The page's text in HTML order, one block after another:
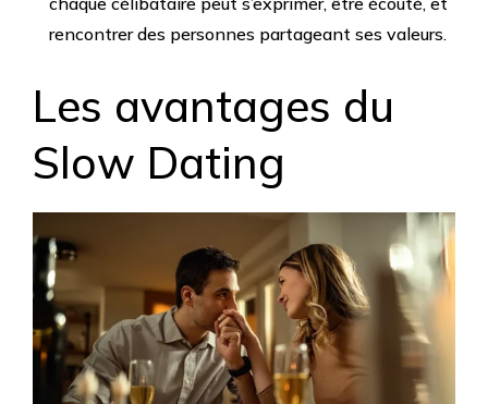
rencontrer des personnes partageant ses valeurs.
Les avantages du
Slow Dating